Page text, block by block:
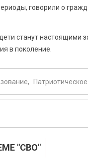
говорили о
станут настоящими
в поколение.
"СВО"